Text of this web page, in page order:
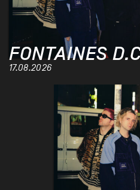
FONTAINES
17.08.2026